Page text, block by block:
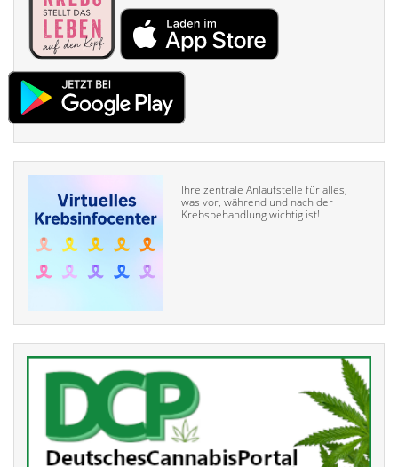
Ihre zentrale Anlaufstelle für alles,
was vor, während und nach der
Krebsbehandlung wichtig ist!